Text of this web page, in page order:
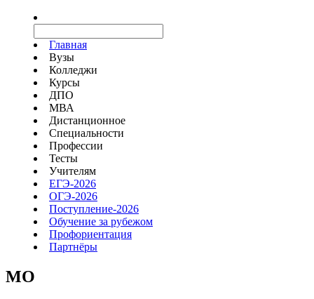
Главная
Вузы
Колледжи
Курсы
ДПО
МВА
Дистанционное
Специальности
Профессии
Тесты
Учителям
ЕГЭ-2026
ОГЭ-2026
Поступление-2026
Обучение за рубежом
Профориентация
Партнёры
MO